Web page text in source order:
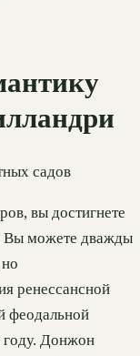
садов
вы достигнете
Вы можете дважды
ренессансной
феодальной
году. Донжон